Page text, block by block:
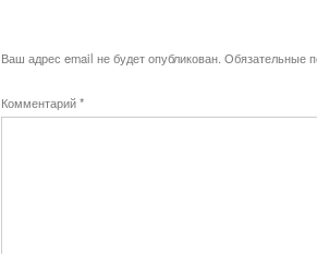
Ваш адрес email не будет опубликован. Обязательные
Комментарий*